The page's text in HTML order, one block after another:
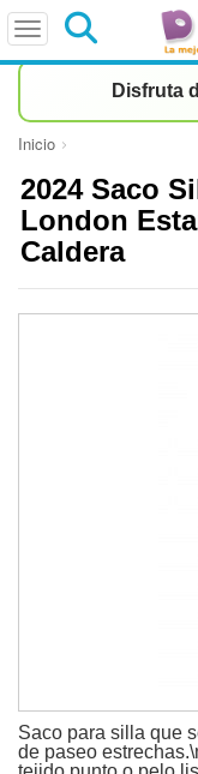
Disfruta
Inicio
2024 Saco
London
Caldera
Saco para silla que
de paseo